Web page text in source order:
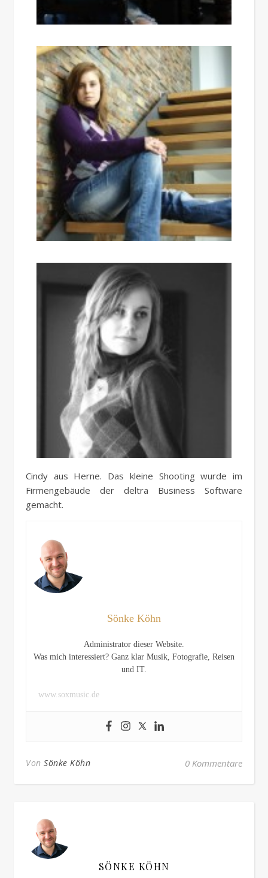
Cindy aus Herne. Das kleine Shooting wurde im
Firmengebäude der deltra Business Software
gemacht.
Sönke Köhn
Administrator dieser Website.
Was mich interessiert? Ganz klar Musik, Fotografie, Reisen
und IT.
www.soxmusic.de
Von Sönke Köhn 0 Kommentare
SÖNKE KÖHN